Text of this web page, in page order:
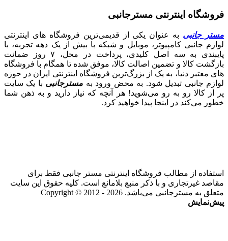
فروشگاه اینترنتی مسترجانبی
مستر جانبی به عنوان یکی از قدیمی‌ترین فروشگاه های اینترنتی
لوازم جانبی کامپیوتر، موبایل و شبکه با بیش از یک دهه تجربه، با
پایبندی به سه اصل کلیدی، پرداخت در محل، ۷ روز ضمانت
بازگشت کالا و تضمین اصالت کالا، موفق شده تا همگام با فروشگاه‌
های معتبر دنیا، به یک از بزرگ‌ترین فروشگاه اینترنتی ایران در حوزه
لوازم جانبی تبدیل شود. به محض ورود به مسترجانبی با یک سایت
پر از کالا رو به رو می‌شوید! هر آنچه که نیاز دارید و به ذهن شما
خطور می‌کند در اینجا پیدا خواهید کرد.
استفاده از مطالب فروشگاه اینترنتی مستر جانبی فقط برای
مقاصد غیرتجاری و با ذکر منبع بلامانع است. کلیه حقوق این سایت
متعلق به مسترجانبی می‌باشد. Copyright © 2012 - 2026
پیش‌نمایش